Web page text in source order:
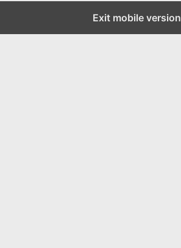
Exit mobile version